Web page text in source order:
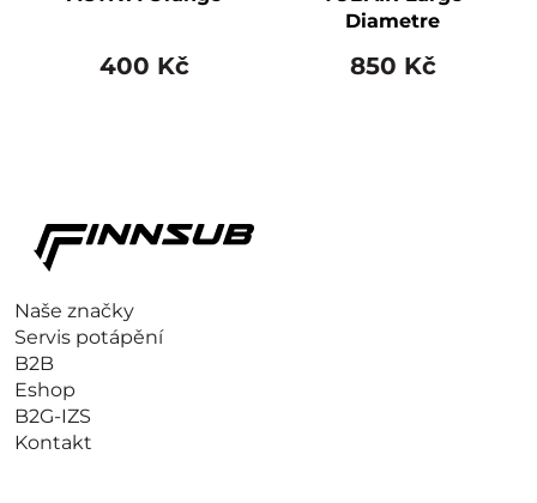
400 Kč
Diametre
850 Kč
Naše značky
Servis potápění
B2B
Eshop
B2G-IZS
Kontakt